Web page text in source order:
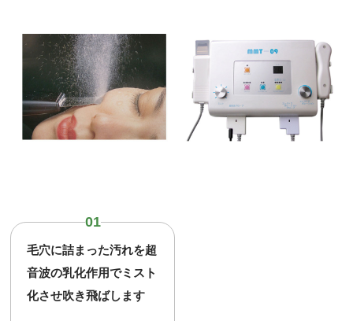
01
毛穴に詰まった汚れを超
音波の乳化作用でミスト
化させ吹き飛ばします